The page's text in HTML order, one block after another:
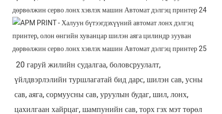
20 гаруй жилийн судалгаа, боловсруулалт,
үйлдвэрлэлийн туршлагатай бид дарс, шилэн сав, усны
сав, аяга, сормуусны сав, уруулын будаг, шил, лонх,
цахилгаан хайрцаг, шампунийн сав, торх гэх мэт төрөл